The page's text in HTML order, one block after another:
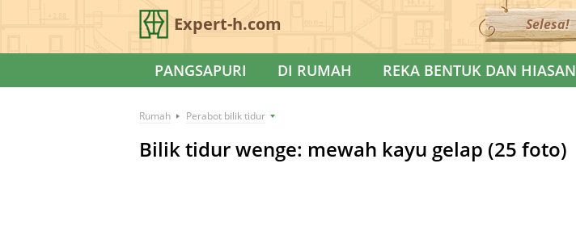
Expert-h.com Selesa!
PANGSAPURI DI RUMAH REKA BENTUK DAN HIASAN
Rumah Perabot bilik tidur
Bilik tidur wenge: mewah kayu gelap (25 foto)